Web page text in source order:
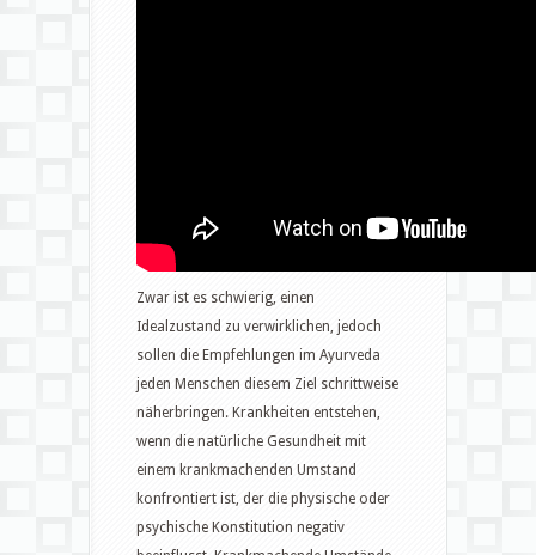
Zwar ist es schwierig, einen
Idealzustand zu verwirklichen, jedoch
sollen die Empfehlungen im Ayurveda
jeden Menschen diesem Ziel schrittweise
näherbringen. Krankheiten entstehen,
wenn die natürliche Gesundheit mit
einem krankmachenden Umstand
konfrontiert ist, der die physische oder
psychische Konstitution negativ